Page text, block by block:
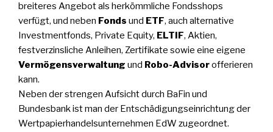
breiteres Angebot als herkömmliche Fondsshops
verfügt, und neben Fonds und ETF, auch alternative
Investmentfonds, Private Equity, ELTIF, Aktien,
festverzinsliche Anleihen, Zertifikate sowie eine eigene
Vermögensverwaltung und Robo-Advisorofferieren
kann.
Neben der strengen Aufsicht durch BaFin und
Bundesbank ist man der Entschädigungseinrichtung der
Wertpapierhandelsunternehmen EdW zugeordnet.